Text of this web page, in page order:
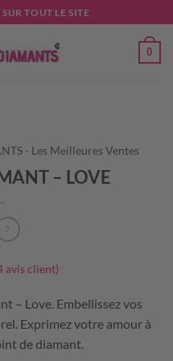
TOUT LE SITE
0
- Les Meilleures Ventes
– LOVE
avis client)
– Love. Embellissez vos
Exprimez votre amour à
de diamant.